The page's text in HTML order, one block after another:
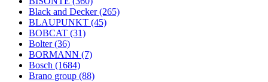
Black and Decker(265)
BLAUPUNKT (45)
BOBCAT (31)
Bolter(36)
BORMANN (7)
Bosch (1684)
Brano group (88)